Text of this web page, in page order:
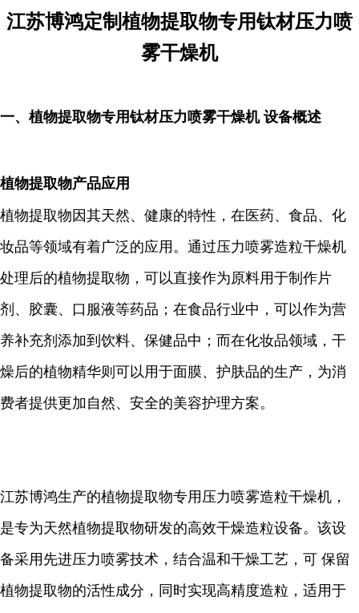
江苏博鸿定制植物提取物专用钛材压力喷
雾干燥机
一、植物提取物专用钛材压力喷雾干燥机 设备概述
植物提取物产品应用
植物提取物因其天然、健康的特性，在医药、食品、化
妆品等领域有着广泛的应用。通过压力喷雾造粒干燥机
处理后的植物提取物，可以直接作为原料用于制作片
剂、胶囊、口服液等药品；在食品行业中，可以作为营
养补充剂添加到饮料、保健品中；而在化妆品领域，干
燥后的植物精华则可以用于面膜、护肤品的生产，为消
费者提供更加自然、安全的美容护理方案。
江苏博鸿生产的植物提取物专用压力喷雾造粒干燥机，
是专为天然植物提取物研发的高效干燥造粒设备。该设
备采用先进压力喷雾技术，结合温和干燥工艺，可 保留
植物提取物的活性成分，同时实现高精度造粒，适用于